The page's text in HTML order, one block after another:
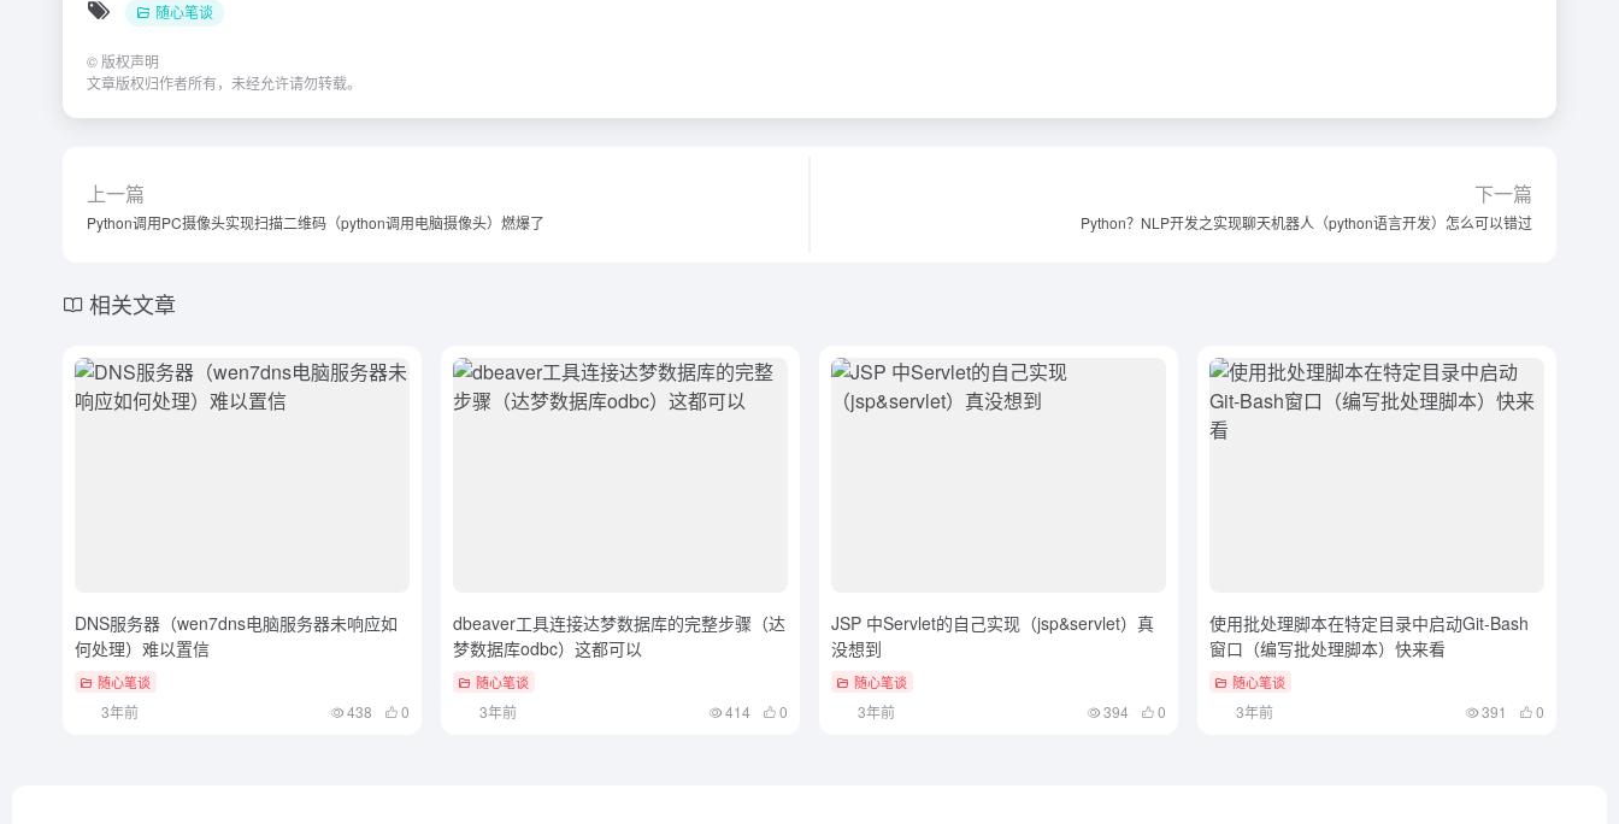
随心笔谈
© 版权声明
文章版权归作者所有，未经允许请勿转载。
上一篇
Python调用PC摄像头实现扫描二维码（python调用电脑摄像头）燃爆了
下一篇
Python？NLP开发之实现聊天机器人（python语言开发）怎么可以错过
相关文章
DNS服务器（wen7dns电脑服务器未响应如
何处理）难以置信
随心笔谈
3年前 438 0
dbeaver工具连接达梦数据库的完整步骤（达
梦数据库odbc）这都可以
随心笔谈
3年前 414 0
JSP 中Servlet的自己实现（jsp&servlet）真
没想到
随心笔谈
3年前 394 0
使用批处理脚本在特定目录中启动Git-Bash
窗口（编写批处理脚本）快来看
随心笔谈
3年前 391 0